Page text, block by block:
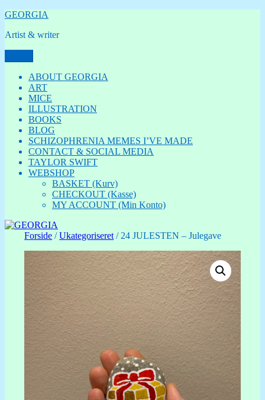
Videre
indhold
GEORGIA
Artist & writer
ABOUT GEORGIA
ART
MICE
ILLUSTRATION
BOOKS
BLOG
SCHIZOPHRENIA MEMES I’VE MADE
CONTACT & SOCIAL MEDIA
TAYLOR SWIFT
WEBSHOP
BASKET (Kurv)
CHECKOUT (Kasse)
MY ACCOUNT (Min Konto)
Forside /Ukategoriseret / 24 JULESTEN – Julegave